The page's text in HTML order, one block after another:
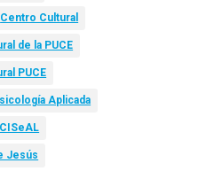
Centro Cultural
de la PUCE
PUCE
Aplicada
CISeAL
Jesús